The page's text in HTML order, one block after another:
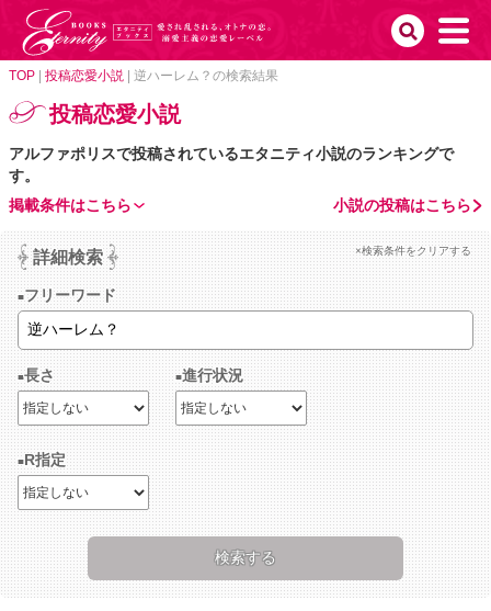
TOP 投稿恋愛小説 逆ハーレム？の検索結果
投稿恋愛小説
アルファポリスで投稿されているエタニティ小説のランキングで
す。
小説の投稿はこちら
掲載条件はこちら
詳細検索 ×検索条件をクリアする
フリーワード
長さ 進行状況
R指定